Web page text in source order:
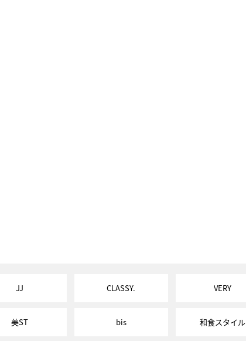
JJ CLASSY. VERY
美ST bis 和食スタイル